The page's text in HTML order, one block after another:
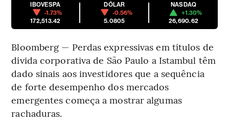
IBOVESPA
-1.73%
172,513.42
DÓLAR
-0.56%
5.0805
NASDAQ
+1.30%
26,690.62
Bloomberg — Perdas expressivas em títulos de
dívida corporativa de São Paulo a Istambul têm
dado sinais aos investidores que a sequência
de forte desempenho dos mercados
emergentes começa a mostrar algumas
rachaduras.